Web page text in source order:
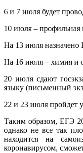
6 и 7 июля будет
10 июля – профильная
На 13 июля назначено
На 16 июля – химия и
20 июля сдают
языку (письменный
22 и 23 июля пройдет
Таким образом, ЕГЭ
однако не все так
находится на
коронавирусом,